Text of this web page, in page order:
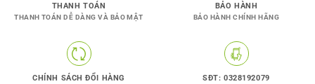
THANH TOÁN
THANH TOÁN DỄ DÀNG VÀ BẢO MẬT
BẢO HÀNH
BẢO HÀNH CHÍNH HÃNG
CHÍNH SÁCH ĐỔI HÀNG SĐT: 0328192079